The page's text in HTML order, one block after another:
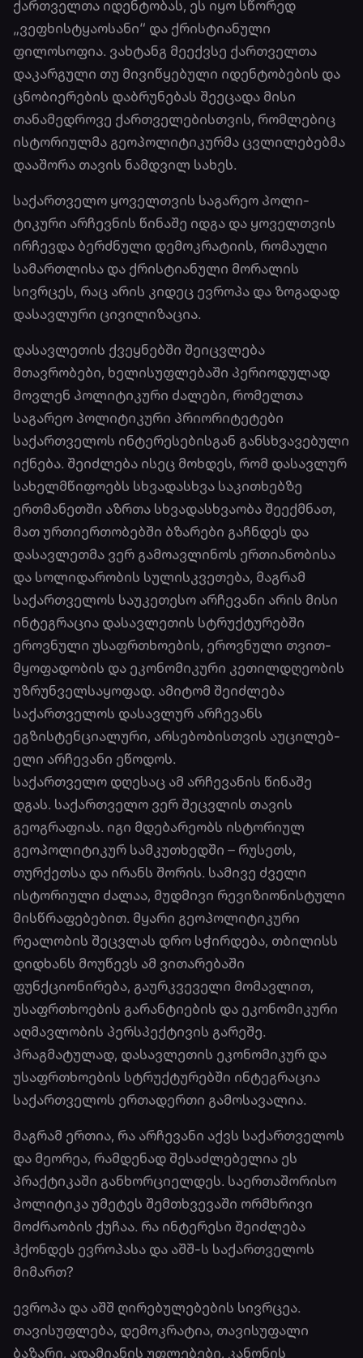
ქართველთა იდენტობას, ეს იყო სწორედ
„ვეფხისტყაოსანი“ და ქრისტიანული
ფილოსოფია. ვახტანგ მეექვსე ქართველთა
დაკარგული თუ მივიწყებული იდენტობების და
ცნობიერების დაბრუნებას შეეცადა მისი
თანამედროვე ქართველებისთვის, რომლებიც
ისტორიულმა გეოპოლიტიკურმა ცვლილებებმა
დააშორა თავის ნამდვილ სახეს.
საქართველო ყოველთვის საგარეო პოლი­
ტიკური არჩევნის წინაშე იდგა და ყოველთვის
ირჩევდა ბერძნული დემოკრატიის, რომაული
სამართლისა და ქრისტიანული მორალის
სივრცეს, რაც არის კიდეც ევროპა და ზოგადად
დასავლური ცივილიზაცია.
დასავლეთის ქვეყნებში შეიცვლება
მთავრობები, ხელისუფლებაში პერიოდულად
მოვლენ პოლიტიკური ძალები, რომელთა
საგარეო პოლიტიკური პრიორიტეტები
საქართველოს ინტერესებისგან განსხვა­ვებული
იქნება. შეიძლება ისეც მოხდეს, რომ დასავლურ
სახელმწიფოებს სხვადასხვა საკითხებზე
ერთმანეთში აზრთა სხვადასხვაობა შეექმნათ,
მათ ურთიერთობებში ბზარები გაჩნდეს და
დასავლეთმა ვერ გამოავლინოს ერთიანობისა
და სოლიდარობის სულისკვეთება, მაგრამ
საქართველოს საუკეთესო არჩევანი არის მისი
ინტეგრაცია დასავლეთის სტრუქტურებში
ეროვნული უსაფრთხოების, ეროვნული თვით­
მყოფადობის და ეკონომიკური კეთილ­დღეობის
უზრუნველსაყოფად. ამიტომ შეიძ­ლება
საქართველოს დასავლურ არჩევანს
ეგზისტენციალური, არსებობისთვის აუცილებ­
ელი არჩევანი ეწოდოს.
საქართველო დღესაც ამ არჩევანის წინაშე
დგას. საქართველო ვერ შეცვლის თავის
გეოგრაფიას. იგი მდებარეობს ისტორიულ
გეოპოლიტიკურ სამკუთხედში – რუსეთს,
თურქეთსა და ირანს შორის. სამივე ძველი
ისტორიული ძალაა, მუდმივი რევიზიონისტული
მისწრაფებებით. მყარი გეოპოლიტიკური
რეალობის შეცვლას დრო სჭირდება, თბილისს
დიდხანს მოუწევს ამ ვითარებაში
ფუნქციონირება, გაურკვეველი მომავლით,
უსაფრთხოების გარანტიების და ეკონომიკური
აღმავლობის პერსპექტივის გარეშე.
პრაგმატულად, დასავლეთის ეკონომიკურ და
უსაფრთხოების სტრუქტურებში ინტეგრაცია
საქართველოს ერთადერთი გამოსავალია.
მაგრამ ერთია, რა არჩევანი აქვს საქართველოს
და მეორეა, რამდენად შესაძლებელია ეს
პრაქტიკაში განხორციელდეს. საერთაშორისო
პოლიტიკა უმეტეს შემთხვევაში ორმხრივი
მოძრაობის ქუჩაა. რა ინტერესი შეიძლება
ჰქონდეს ევროპასა და აშშ-ს საქართველოს
მიმართ?
ევროპა და აშშ ღირებულებების სივრცეა.
თავისუფლება, დემოკრატია, თავისუფალი
ბაზარი, ადამიანის უფლებები, კანონის